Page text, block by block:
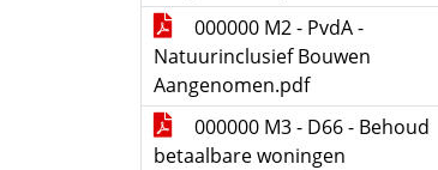
000000 M2 - PvdA -
Natuurinclusief Bouwen
Aangenomen.pdf
000000 M3 - D66 - Behoud
betaalbare woningen